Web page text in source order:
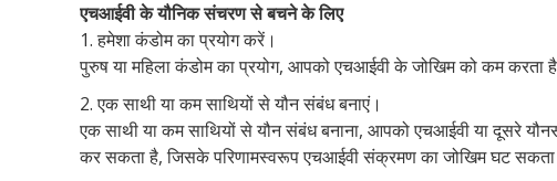
एचआईवी के यौनिक संचरण से बचने के लिए
1. हमेशा कंडोम का प्रयोग करें।
पुरुष या महिला कंडोम का प्रयोग, आपको एचआईवी के जोखिम को कम करता
2. एक साथी या कम साथियों से यौन संबंध बनाएं।
एक साथी या कम साथियों से यौन संबंध बनाना, आपको एचआईवी या दूसरे
कर सकता है, जिसके परिणामस्वरूप एचआईवी संक्रमण का जोखिम घट सकता